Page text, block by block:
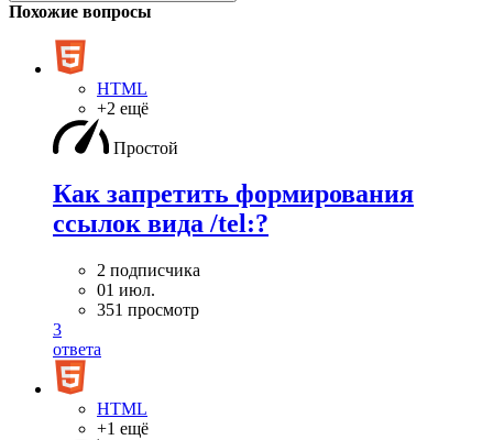
Похожие вопросы
HTML
+2 ещё
Простой
Как запретить формирования
ссылок вида /tel:?
2 подписчика
01 июл.
351 просмотр
3
ответа
HTML
+1 ещё